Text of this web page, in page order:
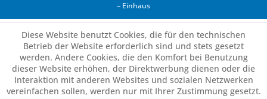
– Einhaus
Diese Website benutzt Cookies, die für den technischen
Betrieb der Website erforderlich sind und stets gesetzt
werden. Andere Cookies, die den Komfort bei Benutzung
dieser Website erhöhen, der Direktwerbung dienen oder die
Interaktion mit anderen Websites und sozialen Netzwerken
vereinfachen sollen, werden nur mit Ihrer Zustimmung gesetzt.